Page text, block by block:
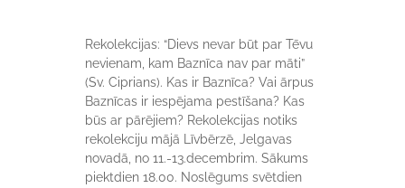
Rekolekcijas: “Dievs nevar būt par Tēvu
nevienam, kam Baznīca nav par māti”
(Sv. Ciprians). Kas ir Baznīca? Vai ārpus
Baznīcas ir iespējama pestīšana? Kas
būs ar pārējiem? Rekolekcijas notiks
rekolekciju mājā Līvbērzē, Jelgavas
novadā, no 11.-13.decembrim. Sākums
piektdien 18.00. Noslēgums svētdien